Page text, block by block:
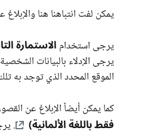
يمكن لفت انتباهنا هنا
يرجى استخدام الاستمارة
يرجى الإدلاء بالبيانات
الموقع المحدد الذي توجد به
كما يمكن أيضاً الإبلاغ عن
فقط باللغة الألمانية) .